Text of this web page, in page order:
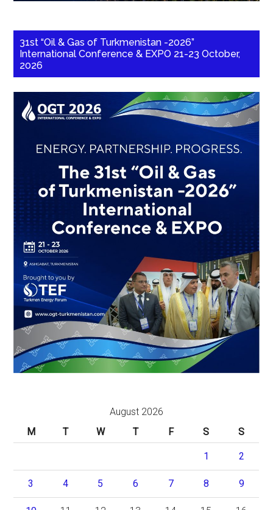
31st “Oil & Gas of Turkmenistan -2026”
International Conference & EXPO 21-23 October,
2026
August 2026
M
T W T F S S
1 2
3 4 5 6 7 8 9